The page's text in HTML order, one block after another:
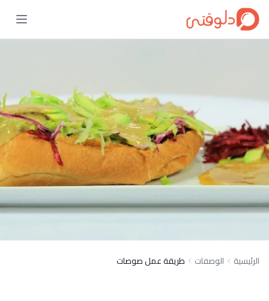
الرئيسية الوصفات طريقة عمل صوصات